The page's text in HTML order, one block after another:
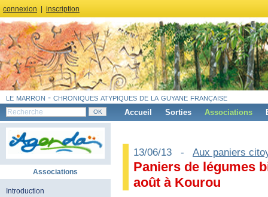
connexion inscription
le marron - chroniques atypiques de la guyane française
Accueil Sorties Associations
Associations
Introduction
13/06/13 - Aux paniers
Paniers de légumes
août à Kourou